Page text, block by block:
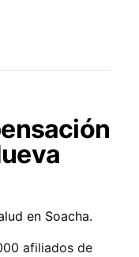
afiliados de